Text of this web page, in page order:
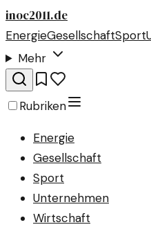
inoc2011.de
EnergieGesellschaftSport
Mehr
Rubriken
Energie
Gesellschaft
Sport
Unternehmen
Wirtschaft